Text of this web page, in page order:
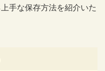
手な保存方法を紹介いた